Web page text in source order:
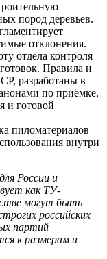
пород деревьев.
отклонения.
отдела контроля
Правила и
разработаны в
по приёмке,
и готовой
пиломатериалов
внутри
России и
как ТУ-
могут быть
российских
партий
к размерам и